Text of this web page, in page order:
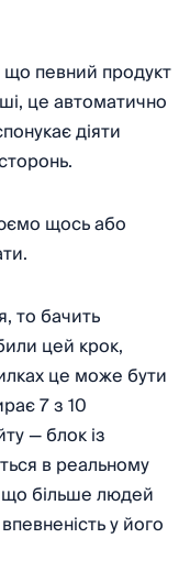
що певний продукт
це автоматично
діяти
щось або
то бачить
цей крок,
це може бути
7 з 10
— блок із
в реальному
що більше людей
у його